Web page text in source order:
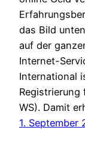
das Bild
auf der
Internet-
International
Registrierung
WS). Damit
1. September